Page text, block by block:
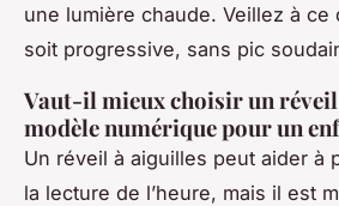
une lumière chaude. Veillez à ce
soit progressive, sans pic
Vaut-il mieux choisir un
modèle numérique pour un
Un réveil à aiguilles peut aider à
la lecture de l’heure, mais il est